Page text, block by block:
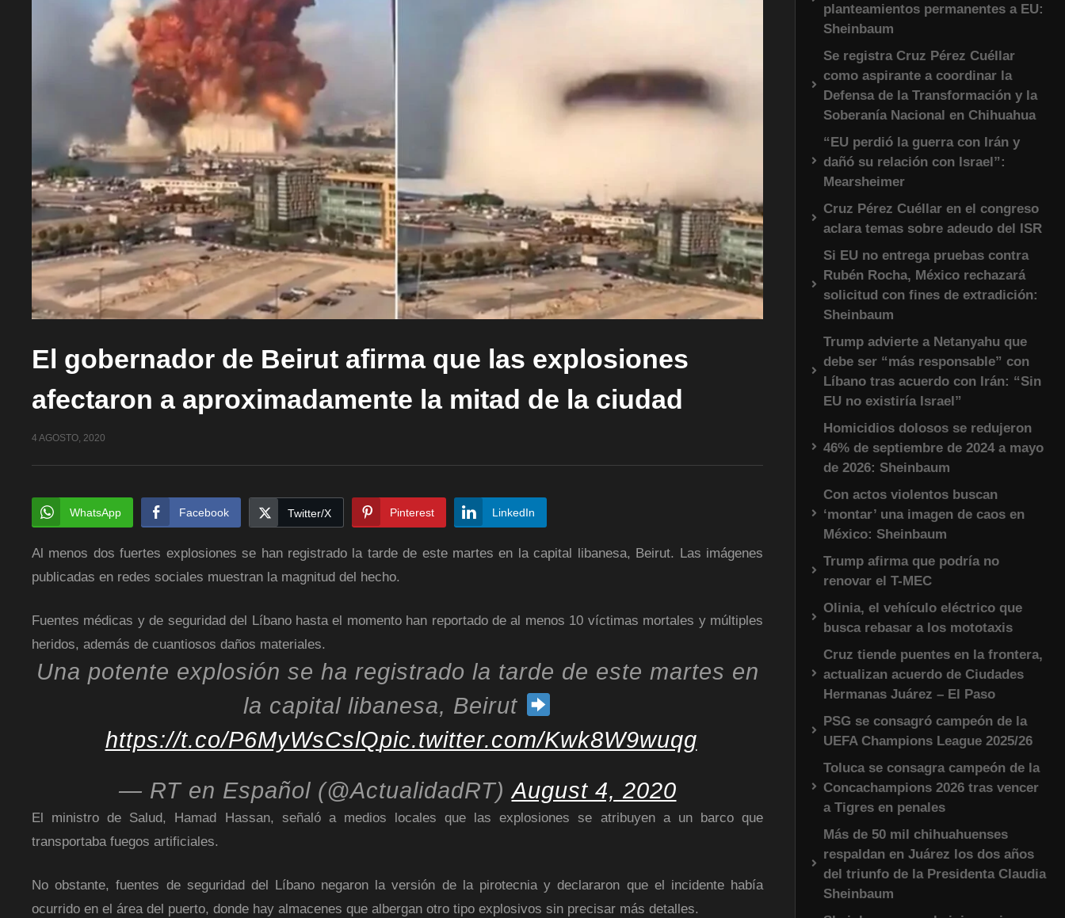
El gobernador de Beirut afirma que las explosiones
afectaron a aproximadamente la mitad de la ciudad
4 AGOSTO, 2020
WhatsApp Facebook Twitter/X Pinterest LinkedIn
Al menos dos fuertes explosiones se han registrado la tarde de este martes en la capital libanesa, Beirut. Las imágenes
publicadas en redes sociales muestran la magnitud del hecho.
Fuentes médicas y de seguridad del Líbano hasta el momento han reportado de al menos 10 víctimas mortales y múltiples
heridos, además de cuantiosos daños materiales.
Una potente explosión se ha registrado la tarde de este martes en
la capital libanesa, Beirut
https://t.co/P6MyWsCslQpic.twitter.com/Kwk8W9wuqg
— RT en Español (@ActualidadRT)August 4, 2020
El ministro de Salud, Hamad Hassan, señaló a medios locales que las explosiones se atribuyen a un barco que
transportaba fuegos artificiales.
No obstante, fuentes de seguridad del Líbano negaron la versión de la pirotecnia y declararon que el incidente había
ocurrido en el área del puerto, donde hay almacenes que albergan otro tipo explosivos sin precisar más detalles.
planteamientos permanentes a EU:
Sheinbaum
Se registra Cruz Pérez Cuéllar
como aspirante a coordinar la
Defensa de la Transformación y la
Soberanía Nacional en Chihuahua
“EU perdió la guerra con Irán y
dañó su relación con Israel”:
Mearsheimer
Cruz Pérez Cuéllar en el congreso
aclara temas sobre adeudo del ISR
Si EU no entrega pruebas contra
Rubén Rocha, México rechazará
solicitud con fines de extradición:
Sheinbaum
Trump advierte a Netanyahu que
debe ser “más responsable” con
Líbano tras acuerdo con Irán: “Sin
EU no existiría Israel”
Homicidios dolosos se redujeron
46% de septiembre de 2024 a mayo
de 2026: Sheinbaum
Con actos violentos buscan
‘montar’ una imagen de caos en
México: Sheinbaum
Trump afirma que podría no
renovar el T-MEC
Olinia, el vehículo eléctrico que
busca rebasar a los mototaxis
Cruz tiende puentes en la frontera,
actualizan acuerdo de Ciudades
Hermanas Juárez – El Paso
PSG se consagró campeón de la
UEFA Champions League 2025/26
Toluca se consagra campeón de la
Concachampions 2026 tras vencer
a Tigres en penales
Más de 50 mil chihuahuenses
respaldan en Juárez los dos años
del triunfo de la Presidenta Claudia
Sheinbaum